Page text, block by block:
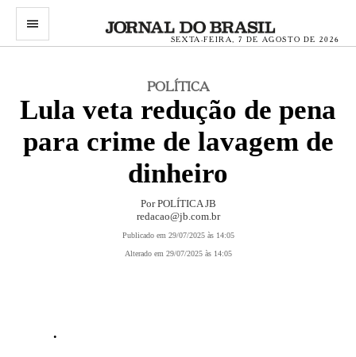
menu
SEXTA-FEIRA, 7 DE AGOSTO DE 2026
POLÍTICA
Lula veta redução de pena
para crime de lavagem de
dinheiro
Por POLÍTICA JB
redacao@jb.com.br
Publicado em 29/07/2025 às 14:05
Alterado em 29/07/2025 às 14:05
.